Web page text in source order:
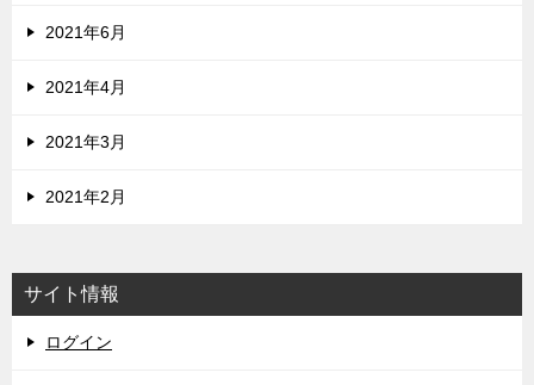
2021年6月
2021年4月
2021年3月
2021年2月
サイト情報
ログイン